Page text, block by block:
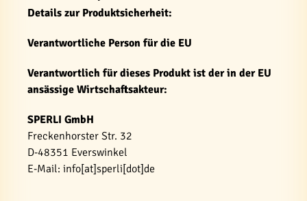
Details zur Produktsicherheit:
Verantwortliche Person für die EU
Verantwortlich für dieses Produkt ist der in der EU
ansässige Wirtschaftsakteur:
SPERLI GmbH
Freckenhorster Str. 32
D-48351 Everswinkel
E-Mail: info[at]sperli[dot]de